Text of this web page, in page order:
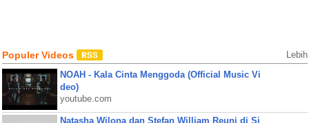
Populer Videos Lebih
NOAH - Kala Cinta Menggoda (Official Music Vi
deo)
youtube.com
Natasha Wilona dan Stefan William Reuni di Si